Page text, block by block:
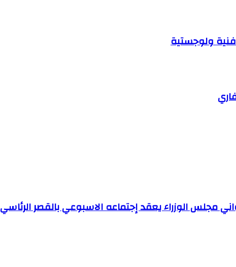
فنية ولوجستية
مجلس الوزراء يعقد إجتماعه الاسبوعي بالقصر الرئاسي